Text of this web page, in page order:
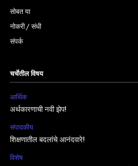
सोबत या
नोकरी / संधी
संपर्क
चर्चेतील विषय
आर्थिक
अर्थकारणाची नवी झेप!
संपादकीय
शिक्षणातील बदलांचे आनंदवारे!
विशेष